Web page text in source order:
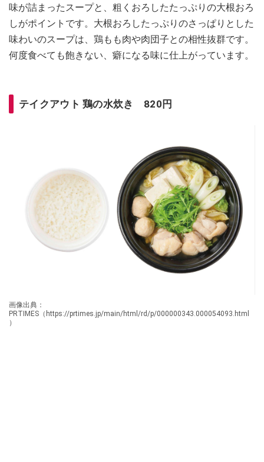
味が詰まったスープと、粗くおろしたたっぷりの大根おろ
しがポイントです。大根おろしたっぷりのさっぱりとした
味わいのスープは、鶏もも肉や肉団子との相性抜群です。
何度食べても飽きない、癖になる味に仕上がっています。
テイクアウト 鶏の水炊き 820円
画像出典：
PRTIMES（https://prtimes.jp/main/html/rd/p/000000343.000054093.html
）